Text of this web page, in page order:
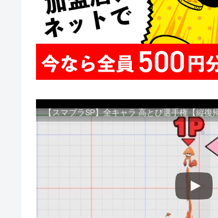
【スマブラSP】全キャラ 高とび選手権【縦復